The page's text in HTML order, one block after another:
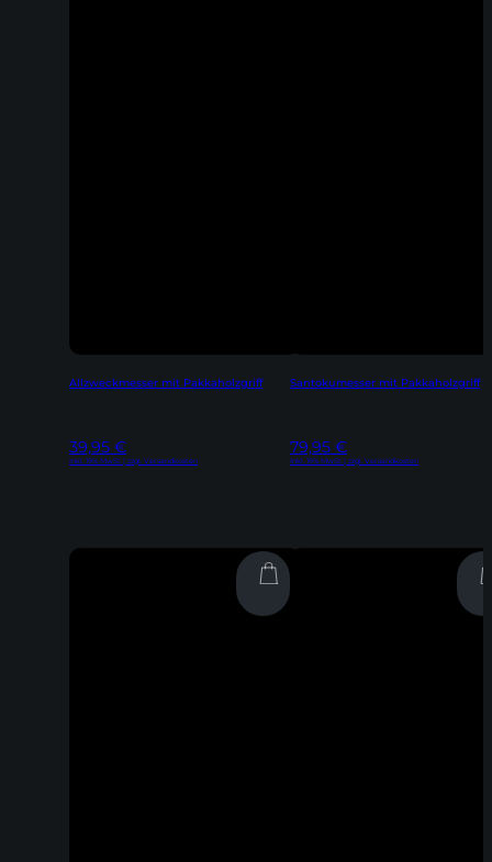
Allzweckmesser mit Pakkaholzgriff
39,95 €
Inkl. 19% MwSt | zzgl. Versandkosten
Santokumesser mit Pakkaholzgriff
79,95 €
Inkl. 19% MwSt | zzgl. Versandkosten